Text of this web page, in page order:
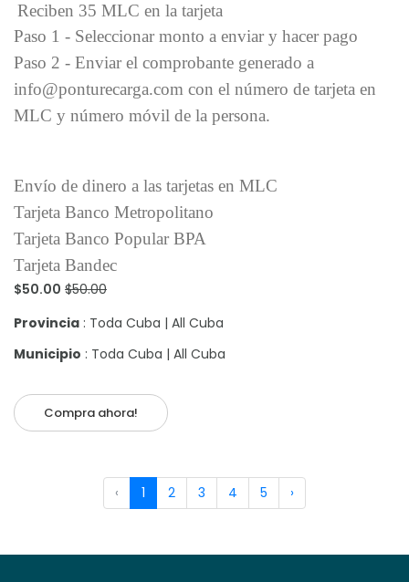
Reciben 35 MLC en la tarjeta
Paso 1 - Seleccionar monto a enviar y hacer pago
Paso 2 - Enviar el comprobante generado a
info@ponturecarga.com con el número de tarjeta en
MLC y número móvil de la persona.
Envío de dinero a las tarjetas en MLC
Tarjeta Banco Metropolitano
Tarjeta Banco Popular BPA
Tarjeta Bandec
$50.00 $50.00
Provincia : Toda Cuba | All Cuba
Municipio : Toda Cuba | All Cuba
Compra ahora!
‹ 1 2 3 4 5 ›